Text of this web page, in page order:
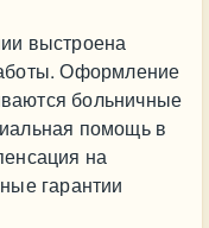
выстроена
Оформление
больничные
помощь в
на
гарантии